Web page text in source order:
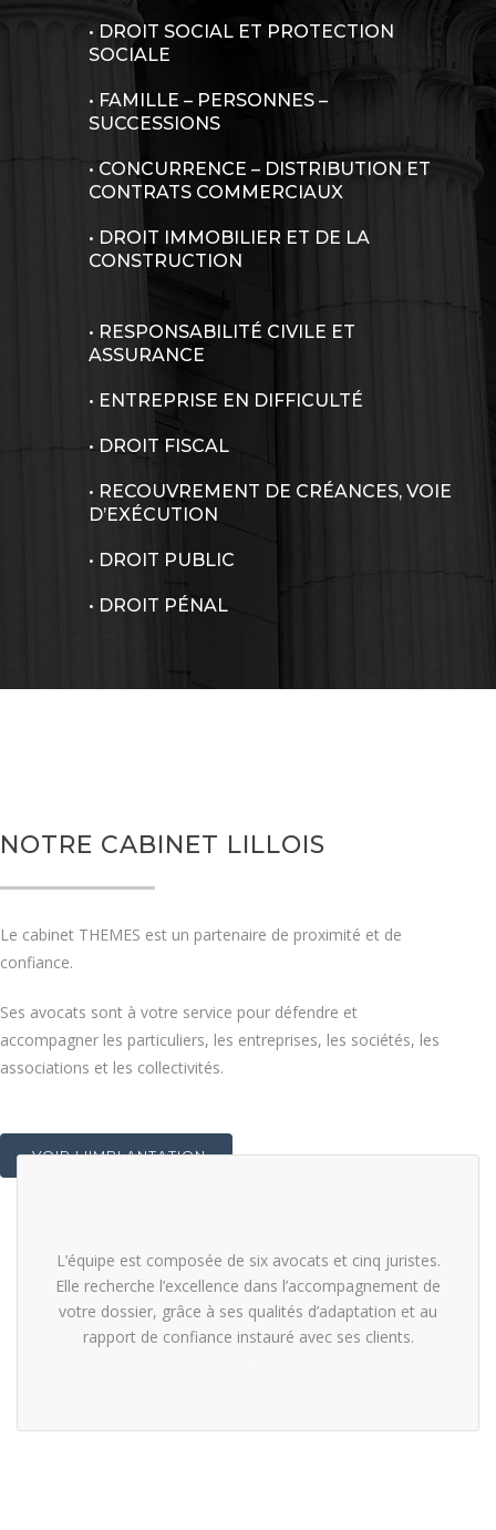
• DROIT SOCIAL ET PROTECTION
SOCIALE
• FAMILLE – PERSONNES –
SUCCESSIONS
• CONCURRENCE – DISTRIBUTION ET
CONTRATS COMMERCIAUX
• DROIT IMMOBILIER ET DE LA
CONSTRUCTION
• RESPONSABILITÉ CIVILE ET
ASSURANCE
• ENTREPRISE EN DIFFICULTÉ
• DROIT FISCAL
• RECOUVREMENT DE CRÉANCES, VOIE
D’EXÉCUTION
• DROIT PUBLIC
• DROIT PÉNAL
NOTRE CABINET LILLOIS
Le cabinet THEMES est un partenaire de proximité et de
confiance.
Ses avocats sont à votre service pour défendre et
accompagner les particuliers, les entreprises, les sociétés, les
associations et les collectivités.
VOIR L'IMPLANTATION
L’équipe est composée de six avocats et cinq juristes.
Elle recherche l’excellence dans l’accompagnement de
votre dossier, grâce à ses qualités d’adaptation et au
rapport de confiance instauré avec ses clients.